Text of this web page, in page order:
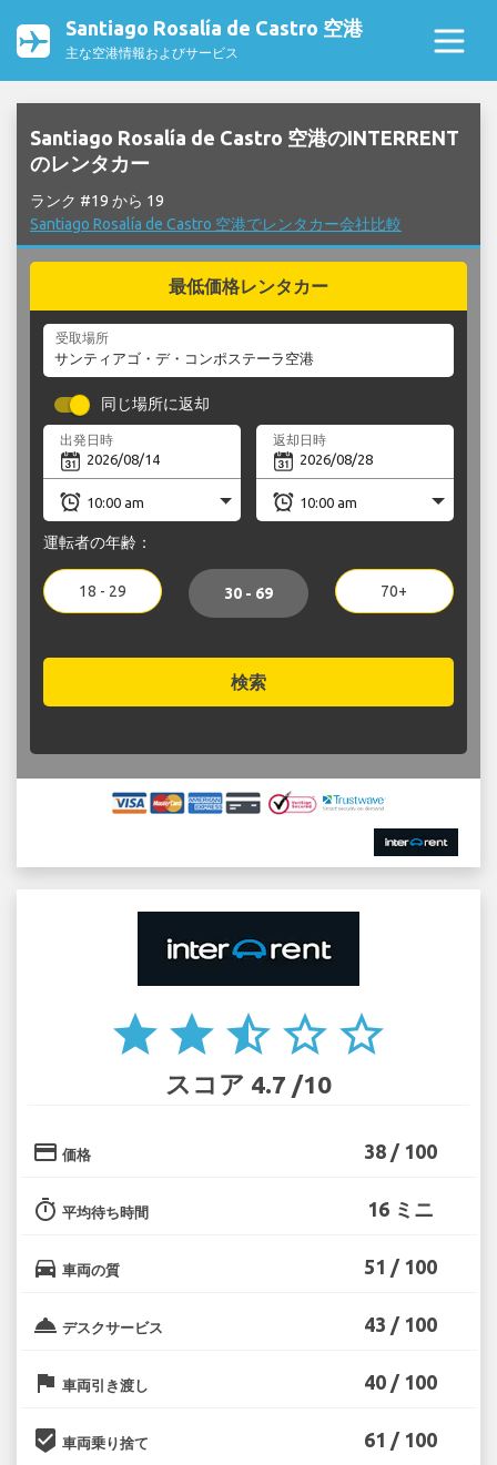
Santiago Rosalía de Castro 空港
主な空港情報およびサービス
Santiago Rosalía de Castro 空港のINTERRENT
のレンタカー
ランク #19 から 19
Santiago Rosalía de Castro 空港でレンタカー会社比較
最低価格レンタカー
受取場所
同じ場所に返却
出発日時 返却日時
運転者の年齢：
18 - 29 30 - 69 70+
検索
star star star_half star_border star_border
スコア 4.7 /10
credit_card 価格 38 / 100
timer 平均待ち時間 16 ミニ
directions_car 車両の質 51 / 100
room_service デスクサービス 43 / 100
flag 車両引き渡し 40 / 100
beenhere 車両乗り捨て 61 / 100